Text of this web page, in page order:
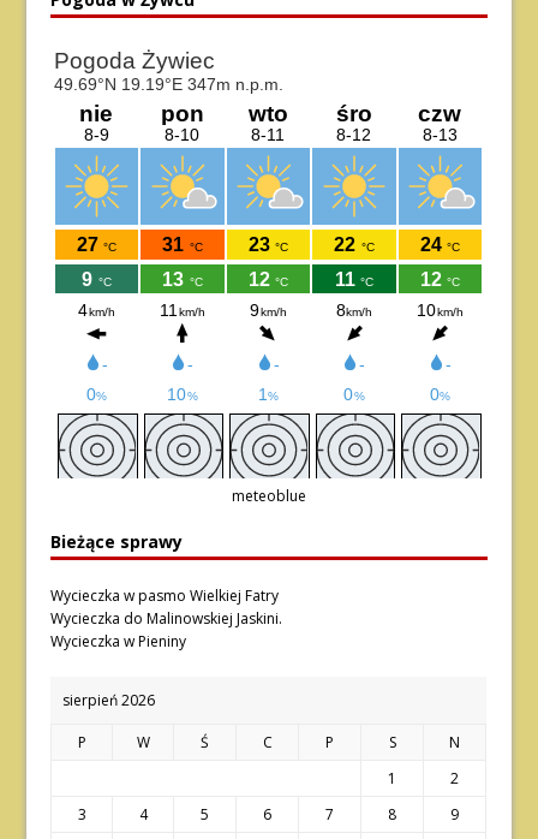
meteoblue
Bieżące sprawy
Wycieczka w pasmo Wielkiej Fatry
Wycieczka do Malinowskiej Jaskini.
Wycieczka w Pieniny
sierpień 2026
P W Ś C P S
N
1
2
3
4 5 6 7 8
9